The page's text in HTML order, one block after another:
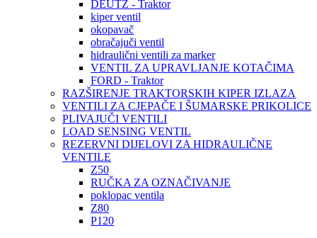
DEUTZ - Traktor
kiper ventil
okopavač
obračajuči ventil
hidraulični ventili za marker
VENTIL ZA UPRAVLJANJE KOTAČIMA
FORD - Traktor
RAZŠIRENJE TRAKTORSKIH KIPER IZLAZA
VENTILI ZA CJEPAČE I ŠUMARSKE PRIKOLICE
PLIVAJUČI VENTILI
LOAD SENSING VENTIL
REZERVNI DIJELOVI ZA HIDRAULIČNE
VENTILE
Z50
RUČKA ZA OZNAČIVANJE
poklopac ventila
Z80
P120